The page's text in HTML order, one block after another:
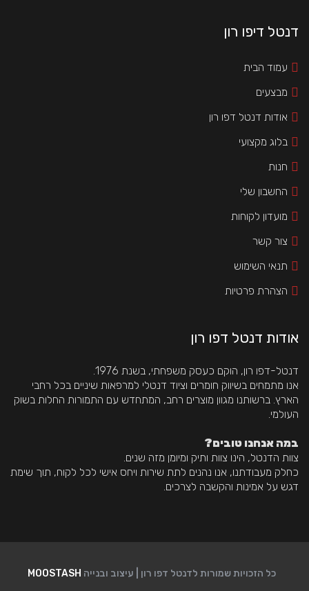
דנטל דיפו רון
עמוד הבית
מבצעים
אודות דנטל דפו רון
בלוג מקצועי
חנות
החשבון שלי
מועדון לקוחות
צור קשר
תנאי השימוש
הצהרת פרטיות
אודות דנטל דפו רון
דנטל-דפו רון, הוקם כעסק משפחתי, בשנת 1976.
אנו מתמחים בשיווק חומרים וציוד דנטלי למרפאות שיניים בכל רחבי
הארץ. ברשותנו מגוון מוצרים רחב, המתחדש עם התמורות החלות בשוק
העולמי.
במה אנחנו טובים?
צוות הדנטל, הינו צוות ותיק ומיומן מזה שנים.
כחלק מעבודתנו, אנו נהנים לתת שירות ויחס אישי לכל לקוח, תוך שימת
דגש על אמינות והקשבה לצרכים.
כל הזכויות שמורות לדנטל דפו רון | עיצוב ובנייה MOOSTASH